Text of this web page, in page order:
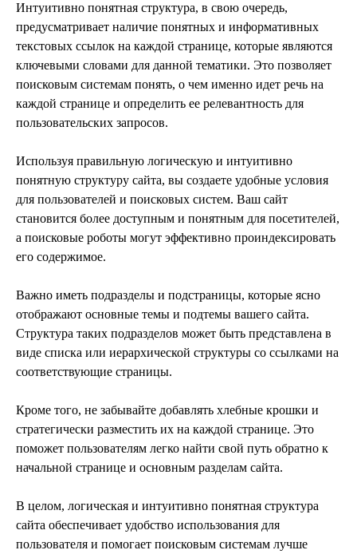
Интуитивно понятная структура, в свою очередь,
предусматривает наличие понятных и информативных
текстовых ссылок на каждой странице, которые являются
ключевыми словами для данной тематики. Это позволяет
поисковым системам понять, о чем именно идет речь на
каждой странице и определить ее релевантность для
пользовательских запросов.
Используя правильную логическую и интуитивно
понятную структуру сайта, вы создаете удобные условия
для пользователей и поисковых систем. Ваш сайт
становится более доступным и понятным для посетителей,
а поисковые роботы могут эффективно проиндексировать
его содержимое.
Важно иметь подразделы и подстраницы, которые ясно
отображают основные темы и подтемы вашего сайта.
Структура таких подразделов может быть представлена в
виде списка или иерархической структуры со ссылками на
соответствующие страницы.
Кроме того, не забывайте добавлять хлебные крошки и
стратегически разместить их на каждой странице. Это
поможет пользователям легко найти свой путь обратно к
начальной странице и основным разделам сайта.
В целом, логическая и интуитивно понятная структура
сайта обеспечивает удобство использования для
пользователя и помогает поисковым системам лучше